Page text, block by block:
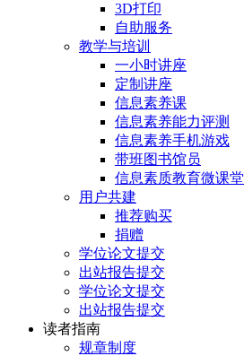
3D打印
自助服务
教学与培训
一小时讲座
定制讲座
信息素养课
信息素养能力评测
信息素养手机游戏
带班图书馆员
信息素质教育微课堂
用户共建
推荐购买
捐赠
学位论文提交
出站报告提交
学位论文提交
出站报告提交
读者指南
规章制度